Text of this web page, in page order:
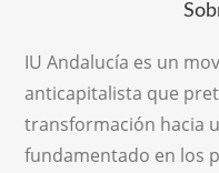
IU Andalucía es un
anticapitalista que
transformación hacia
fundamentado en los